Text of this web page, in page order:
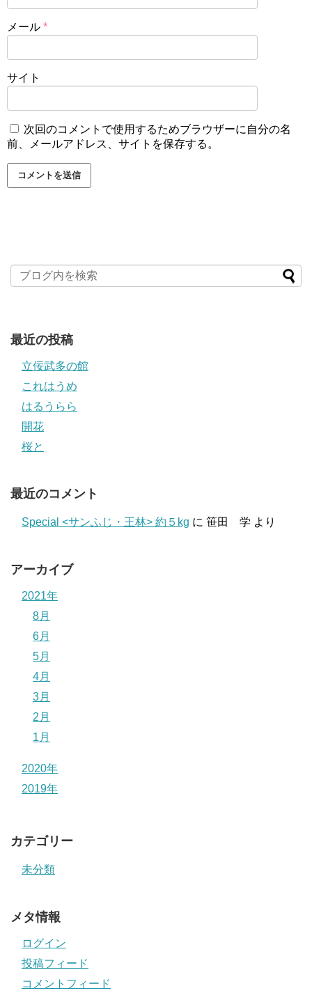
メール *
サイト
次回のコメントで使用するためブラウザーに自分の名
前、メールアドレス、サイトを保存する。
最近の投稿
立佞武多の館
これはうめ
はるうらら
開花
桜と
最近のコメント
Special <サンふじ・王林> 約５kg に 笹田 学 より
アーカイブ
2021年
8月
6月
5月
4月
3月
2月
1月
2020年
2019年
カテゴリー
未分類
メタ情報
ログイン
投稿フィード
コメントフィード